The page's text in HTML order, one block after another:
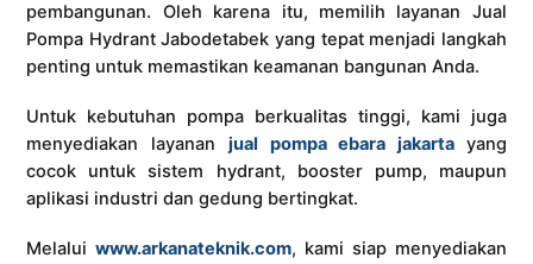
pembangunan. Oleh karena itu, memilih layanan Jual
Pompa Hydrant Jabodetabek yang tepat menjadi langkah
penting untuk memastikan keamanan bangunan Anda.
Untuk kebutuhan pompa berkualitas tinggi, kami juga
menyediakan layanan jual pompa ebara jakarta yang
cocok untuk sistem hydrant, booster pump, maupun
aplikasi industri dan gedung bertingkat.
Melaluiwww.arkanateknik.com, kami siap menyediakan